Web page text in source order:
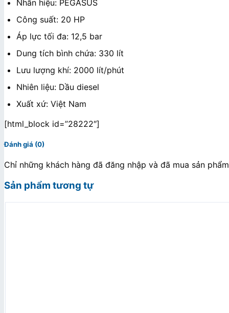
Nhãn hiệu: PEGASUS
Công suất: 20 HP
Áp lực tối đa: 12,5 bar
Dung tích bình chứa: 330 lít
Lưu lượng khí: 2000 lít/phút
Nhiên liệu: Dầu diesel
Xuất xứ: Việt Nam
[html_block id=”28222″]
Đánh giá (0)
Chỉ những khách hàng đã đăng nhập và đã mua sản
Sản phẩm tương tự